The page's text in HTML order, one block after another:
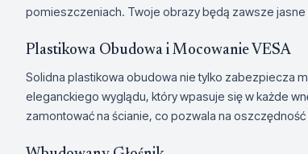
pomieszczeniach. Twoje obrazy będą zawsze
Plastikowa Obudowa i Mocowanie VESA
Solidna plastikowa obudowa nie tylko zabezpiecza
eleganckiego wyglądu, który wpasuje się w każde
zamontować na ścianie, co pozwala na